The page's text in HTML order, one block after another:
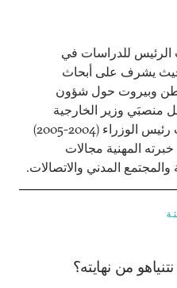
الرئيس للدراسات في
يشرف على أبحاث
وبيروت حول شؤون
منصبَي وزير الخارجية
(2002-2004)، ونائب رئيس الوزراء (2004-2005)
المهنية مجالات
والمجتمع المدني والاتصالات.
من نهايته؟